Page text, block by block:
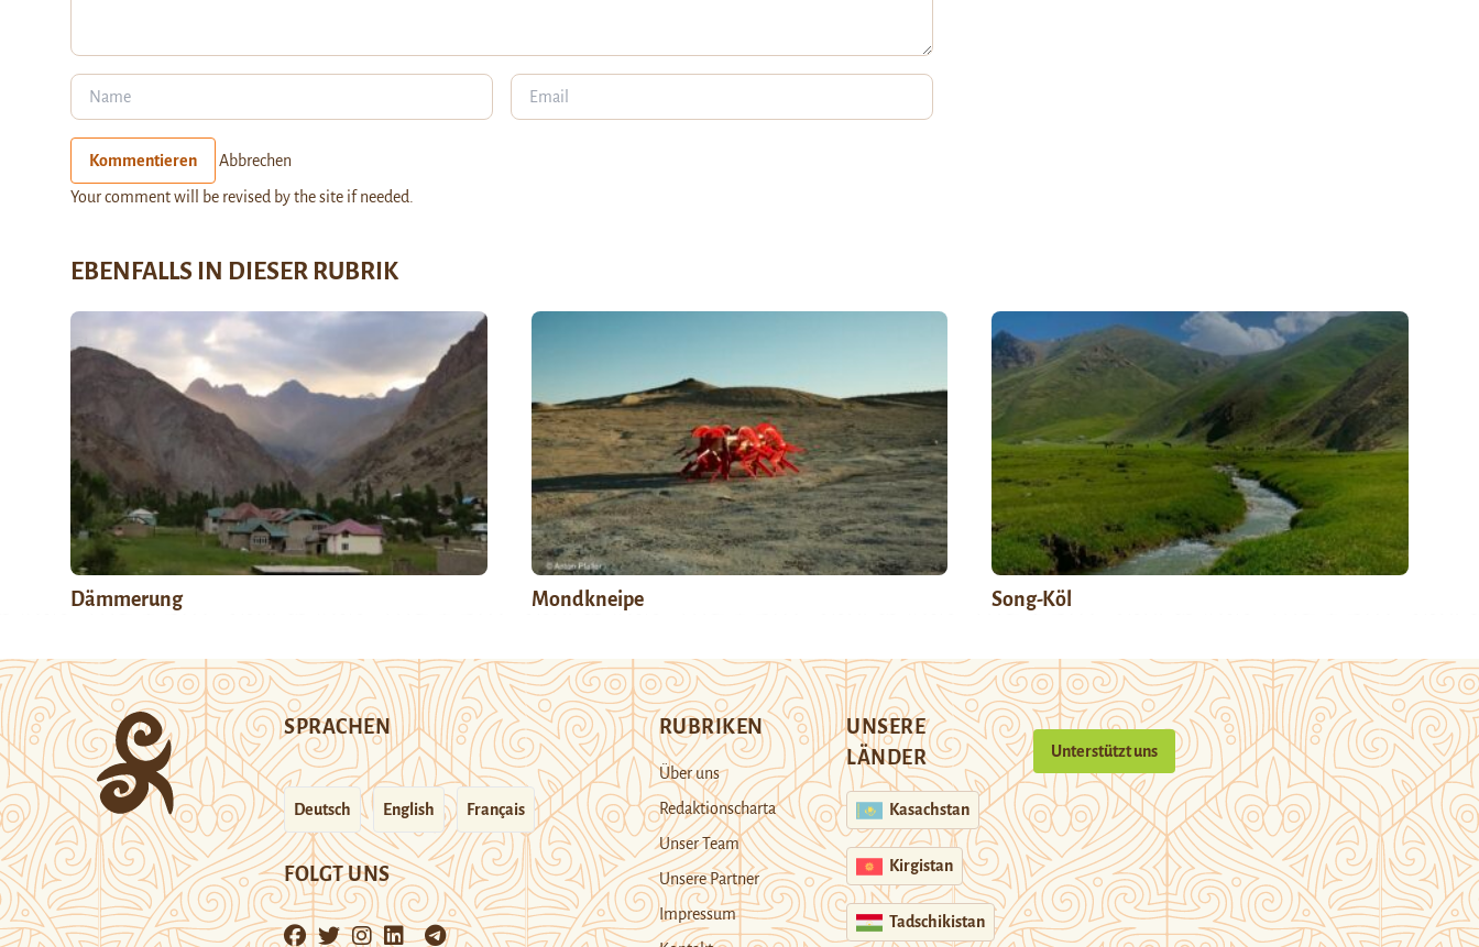
Kommentieren Abbrechen
Your comment will be revised by the site if needed.
EBENFALLS IN DIESER RUBRIK
Dämmerung Mondkneipe Song-Köl
SPRACHEN
Deutsch English Français
FOLGT UNS
RUBRIKEN
Über uns
Redaktionscharta
Unser Team
Unsere Partner
Impressum
UNSERE
LÄNDER
Kasachstan
Kirgistan
Tadschikistan
Unterstützt uns